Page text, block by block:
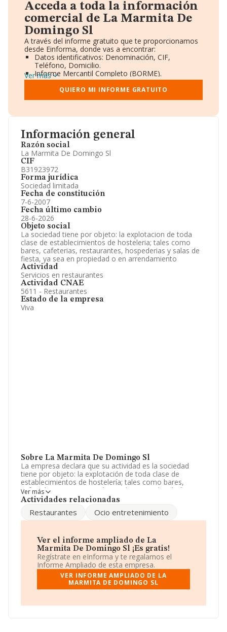
Información general
Razón social
La Marmita De Domingo Sl
CIF
B31923972
Forma jurídica
Sociedad limitada
Fecha de constitución
7-6-2007
Fecha último cambio
28-6-2026
Objeto social
La sociedad tiene por objeto: la explotacion de toda
clase de establecimientos de hosteleria; tales como
bares, cafeterias, restaurantes, hospederias y salas de
fiesta, ya sea en propiedad o en arrendamiento
Actividad
Servicios en restaurantes
Actividad CNAE
5611 - Restaurantes
Estado de la empresa
Viva
Sobre La Marmita De Domingo Sl
La empresa declara que su actividad es la sociedad
tiene por objeto: la explotación de toda clase de
establecimientos de hostelería; tales como bares,
cafeterías, restaurantes, hospederias y salas de fiesta,
ya sea en propiedad o en arrendamiento. La empresa
'%cnae%' con código 5611. No realiza actividad de
importación y/o exportación.
El número de empleados ha sido el mismo con respecto
al 2024 y teniendo en cuenta la información disponible
en INFORMA, ha dispuesto de un número de
empleados por encima de la media de sector.
Dentro del ranking de empresas elaborado por
INFORMA, atendiendo a los niveles de facturación de la
compañía se ha posicionado 1.790 puestos por debajo
Ver más
Actividades relacionadas
Restaurantes Ocio entretenimiento
Ver el informe ampliado de La
Marmita De Domingo Sl ¡Es gratis!
Regístrate en eInforma y te regalamos el
Informe Ampliado de esta empresa.
VER INFORME AMPLIADO DE LA
MARMITA DE DOMINGO SL
Acceda a toda la información
comercial de La Marmita De
Domingo Sl
A través del informe gratuito que te proporcionamos
desde Einforma, donde vas a encontrar:
Datos identificativos: Denominación, CIF,
Teléfono, Domicilio.
Informe Mercantil Completo (BORME).
Gráficos de Evolución Ventas y Empleados.
Consejo de Administración y Administradores.
Directivos y Ejecutivos.
Información oficial y registral complementaria.
Ver más
QUIERO MI INFORME GRATUITO